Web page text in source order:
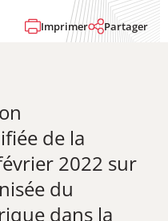
Imprimer Partager
de la
2022 sur
du
dans la